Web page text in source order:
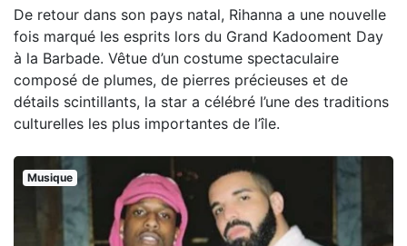
De retour dans son pays natal, Rihanna a une nouvelle
fois marqué les esprits lors du Grand Kadooment Day
à la Barbade. Vêtue d’un costume spectaculaire
composé de plumes, de pierres précieuses et de
détails scintillants, la star a célébré l’une des traditions
culturelles les plus importantes de l’île.
Musique